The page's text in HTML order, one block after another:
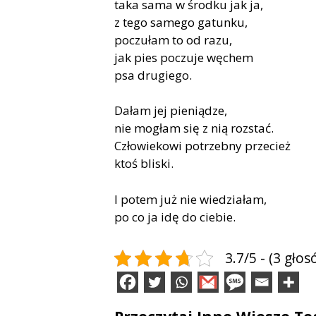
taka sama w środku jak ja,
z tego samego gatunku,
poczułam to od razu,
jak pies poczuje węchem
psa drugiego.
Dałam jej pieniądze,
nie mogłam się z nią rozstać.
Człowiekowi potrzebny przecież
ktoś bliski.
I potem już nie wiedziałam,
po co ja idę do ciebie.
3.7/5 - (3